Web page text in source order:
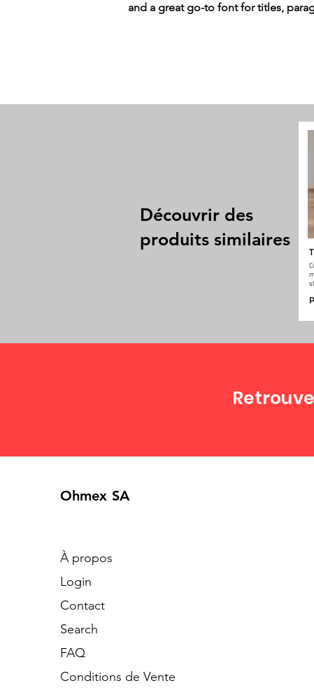
and a great go-to font for titles,
Découvrir des
produits similaires
Ohmex SA
À propos
Login
Contact
Search
​FAQ
Conditions de Vente